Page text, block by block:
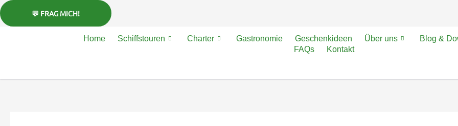
springen
Home Schiffstouren Charter Gastronomie Geschenkideen Über uns Blog &
FAQs
Kontakt